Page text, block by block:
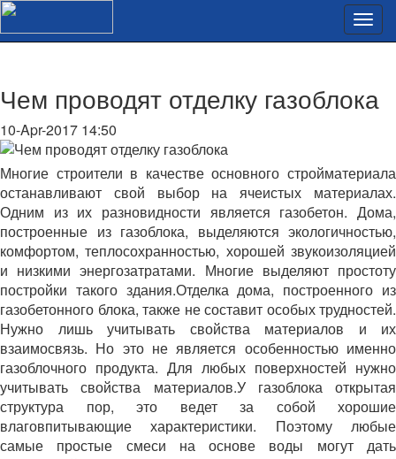
Чем проводят отделку газоблока
10-Apr-2017 14:50
Многие строители в качестве основного стройматериала
останавливают свой выбор на ячеистых материалах.
Одним из их разновидности является газобетон. Дома,
построенные из газоблока, выделяются экологичностью,
комфортом, теплосохранностью, хорошей звукоизоляцией
и низкими энергозатратами. Многие выделяют простоту
постройки такого здания.Отделка дома, построенного из
газобетонного блока, также не составит особых трудностей.
Нужно лишь учитывать свойства материалов и их
взаимосвязь. Но это не является особенностью именно
газоблочного продукта. Для любых поверхностей нужно
учитывать свойства материалов.У газоблока открытая
структура пор, это ведет за собой хорошие
влаговпитывающие характеристики. Поэтому любые
самые простые смеси на основе воды могут дать